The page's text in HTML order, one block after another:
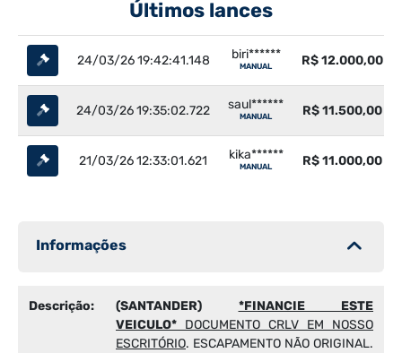
Últimos lances
24/03/26 19:42:41.148 biri******
MANUAL R$ 12.000,00
24/03/26 19:35:02.722 saul******
MANUAL R$ 11.500,00
21/03/26 12:33:01.621 kika******
MANUAL R$ 11.000,00
Informações
Descrição: (SANTANDER)
*FINANCIE ESTE
VEICULO* DOCUMENTO CRLV EM NOSSO
ESCRITÓRIO. ESCAPAMENTO NÃO ORIGINAL.